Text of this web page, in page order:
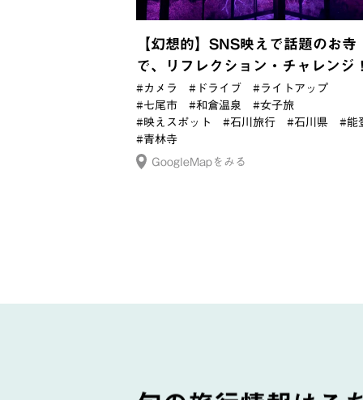
【幻想的】SNS映えで話題のお寺
で、リフレクション・チャレンジ
#カメラ #ドライブ
#ライトアップ
#七尾市
#和倉温泉
#女子旅
#映えスポット
#石川旅行 #石川県
#能
#青林寺
GoogleMapをみる